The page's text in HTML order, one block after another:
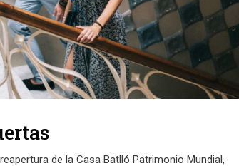
de la Casa Batlló Patrimonio Mundial,